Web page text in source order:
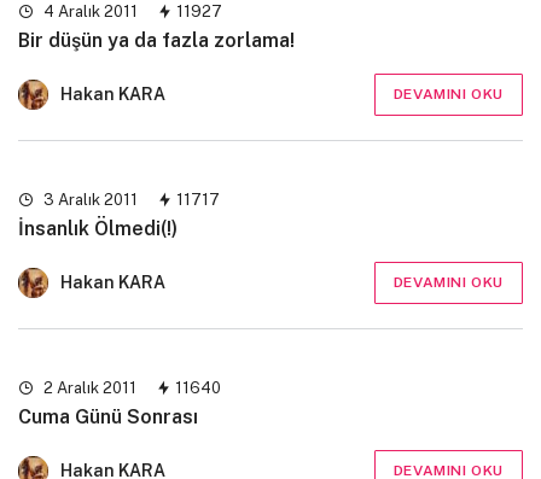
4 Aralık 2011 11927
Bir düşün ya da fazla zorlama!
Hakan KARA DEVAMINI OKU
3 Aralık 2011 11717
İnsanlık Ölmedi(!)
Hakan KARA DEVAMINI OKU
2 Aralık 2011 11640
Cuma Günü Sonrası
Hakan KARA DEVAMINI OKU